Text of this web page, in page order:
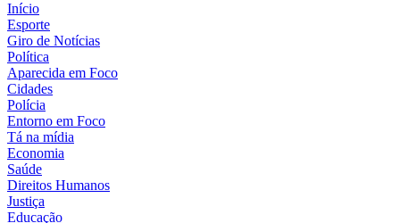
Início
Esporte
Giro de Notícias
Política
Aparecida em Foco
Cidades
Polícia
Entorno em Foco
Tá na mídia
Economia
Saúde
Direitos Humanos
Justiça
Educação